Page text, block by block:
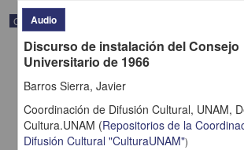
Correspondencia postal
Audio
Discurso de instalación del Consejo
Universitario de 1966
Barros Sierra, Javier
Coordinación de Difusión Cultural, UNAM,
Cultura.UNAM (Repositorios de la
Difusión Cultural "CulturaUNAM")